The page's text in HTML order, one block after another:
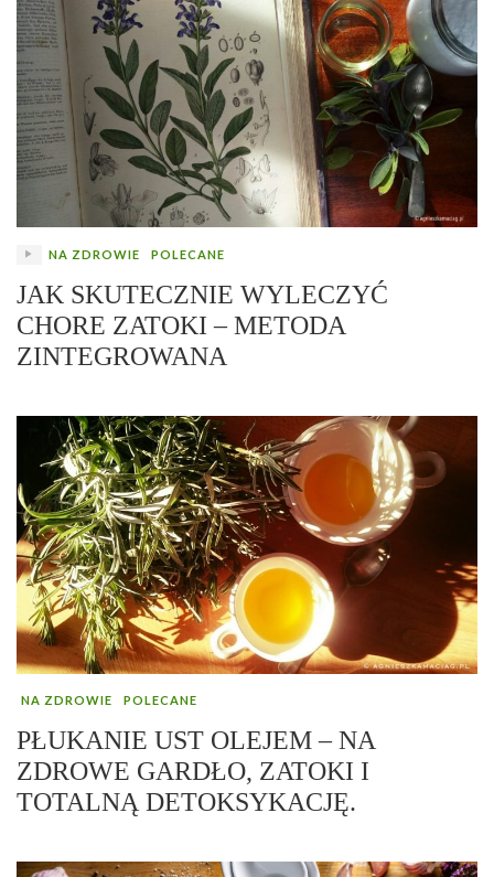
NA ZDROWIE POLECANE
JAK SKUTECZNIE WYLECZYĆ
CHORE ZATOKI – METODA
ZINTEGROWANA
NA ZDROWIE POLECANE
PŁUKANIE UST OLEJEM – NA
ZDROWE GARDŁO, ZATOKI I
TOTALNĄ DETOKSYKACJĘ.